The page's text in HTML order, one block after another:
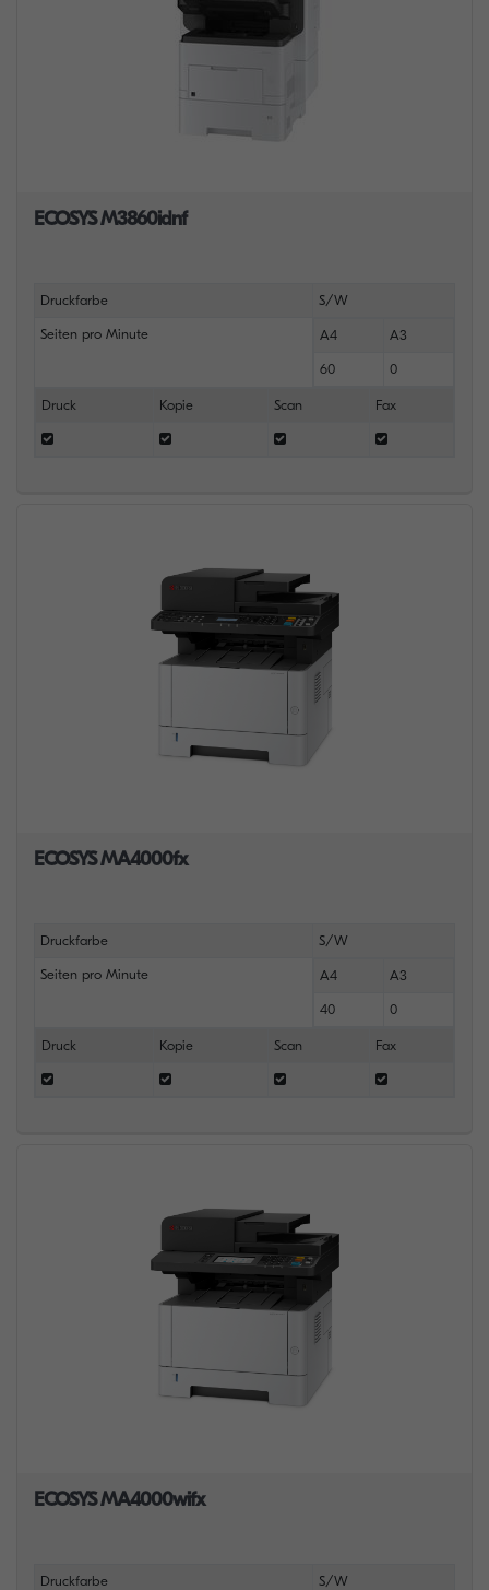
ECOSYS M3860idnf
Druckfarbe S/W
Seiten pro Minute A4 A3
60 0
Druck Kopie Scan Fax
ECOSYS MA4000fx
Druckfarbe S/W
Seiten pro Minute A4 A3
40 0
Druck Kopie Scan Fax
ECOSYS MA4000wifx
Druckfarbe S/W